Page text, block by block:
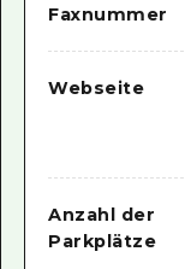
Faxnummer
Webseite
Anzahl der
Parkplätze